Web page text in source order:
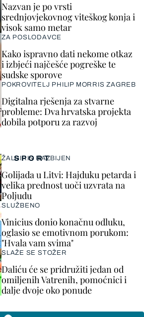
SPORT
ŽALGIRIS RAZBIJEN
Golijada u Litvi: Hajduku petarda i
velika prednost uoči uzvrata na
Poljudu
SLUŽBENO
Vinicius donio konačnu odluku,
oglasio se emotivnom porukom:
"Hvala vam svima"
SLAŽE SE STOŽER
Daliću će se pridružiti jedan od
omiljenih Vatrenih, pomoćnici i
dalje dvoje oko ponude
Nazvan je po vrsti
srednjovjekovnog viteškog konja i
visok samo metar
ZA POSLODAVCE
Kako ispravno dati nekome otkaz
i izbjeći najčešće pogreške te
sudske sporove
POKROVITELJ PHILIP MORRIS ZAGREB
Digitalna rješenja za stvarne
probleme: Dva hrvatska projekta
dobila potporu za razvoj